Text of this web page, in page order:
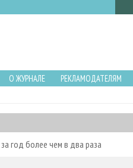
О ЖУРНАЛЕ
РЕКЛАМОДАТЕЛЯМ
год более чем в два раза